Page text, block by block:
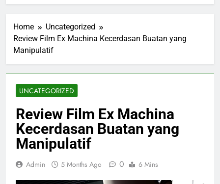
Home
Uncategorized
Review Film Ex Machina Kecerdasan Buatan yang
Manipulatif
UNCATEGORIZED
Review Film Ex Machina
Kecerdasan Buatan yang
Manipulatif
Admin 5 Months Ago 0 6 Mins